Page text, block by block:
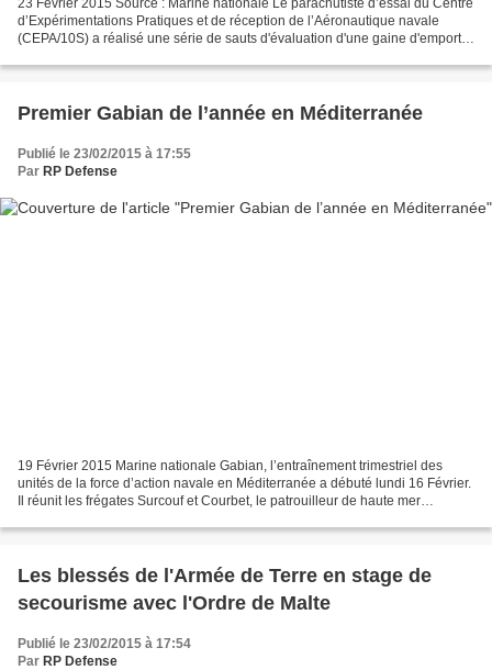
23 Février 2015 Source : Marine nationale Le parachutiste d’essai du Centre
d’Expérimentations Pratiques et de réception de l’Aéronautique navale
(CEPA/10S) a réalisé une série de sauts d'évaluation d'une gaine d'emport
Premier Gabian de l’année en Méditerranée
Publié le 23/02/2015 à 17:55
Par RP Defense
19 Février 2015 Marine nationale Gabian, l’entraînement trimestriel des
unités de la force d’action navale en Méditerranée a débuté lundi 16 Février.
Il réunit les frégates Surcouf et Courbet, le patrouilleur de haute mer
Les blessés de l'Armée de Terre en stage de
secourisme avec l'Ordre de Malte
Publié le 23/02/2015 à 17:54
Par RP Defense